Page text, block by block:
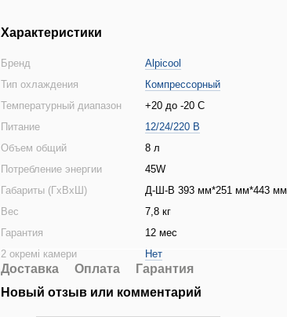
Характеристики
Бренд
Alpicool
Тип охлаждения
Компрессорный
Температурный диапазон
+20 до -20 С
Питание
12/24/220 В
Объем общий
8 л
Потребление энергии
45W
Габариты (ГхВхШ)
Д-Ш-В 393 мм*251 мм*443 мм
Вес
7,8 кг
Гарантия
12 мес
2 окремі камери
Нет
Доставка Оплата
Гарантия
Новый отзыв или комментарий